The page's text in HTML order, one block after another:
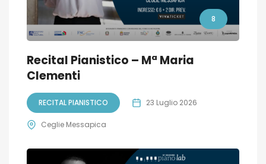
8
Recital Pianistico – Mª Maria
Clementi
RECITAL PIANISTICO 23 Luglio 2026
Ceglie Messapica